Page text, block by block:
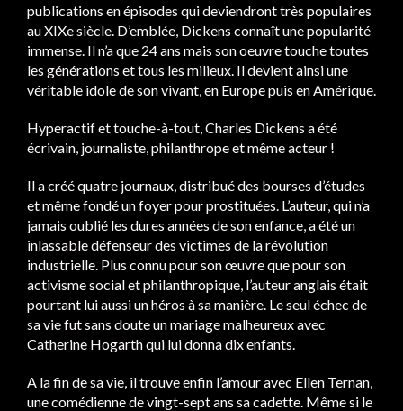
publications en épisodes qui deviendront très populaires
au XIXe siècle. D’emblée, Dickens connaît une popularité
immense. Il n’a que 24 ans mais son oeuvre touche toutes
les générations et tous les milieux. Il devient ainsi une
véritable idole de son vivant, en Europe puis en Amérique.
Hyperactif et touche-à-tout, Charles Dickens a été
écrivain, journaliste, philanthrope et même acteur !
Il a créé quatre journaux, distribué des bourses d’études
et même fondé un foyer pour prostituées. L’auteur, qui n’a
jamais oublié les dures années de son enfance, a été un
inlassable défenseur des victimes de la révolution
industrielle. Plus connu pour son œuvre que pour son
activisme social et philanthropique, l’auteur anglais était
pourtant lui aussi un héros à sa manière. Le seul échec de
sa vie fut sans doute un mariage malheureux avec
Catherine Hogarth qui lui donna dix enfants.
A la fin de sa vie, il trouve enfin l’amour avec Ellen Ternan,
une comédienne de vingt-sept ans sa cadette. Même si le